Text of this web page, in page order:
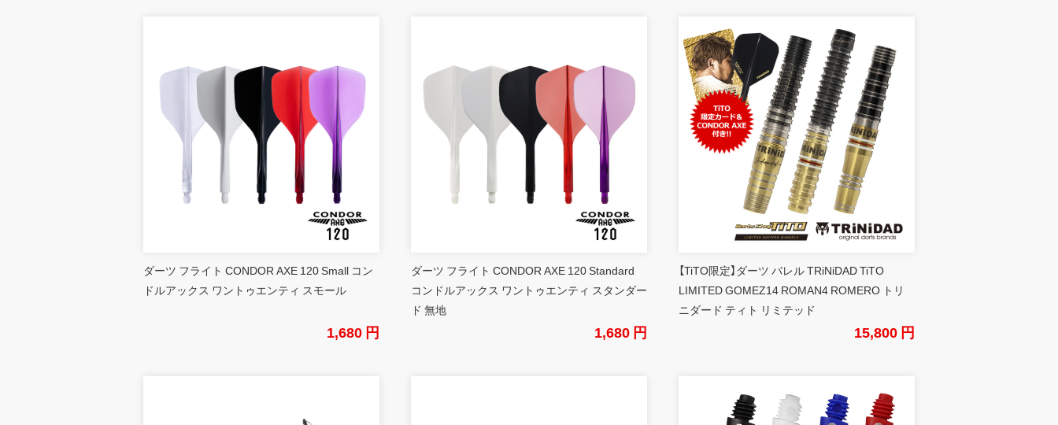
ダーツ フライト CONDOR AXE 120 Small コン
ドルアックス ワントゥエンティ スモール
1,680 円
ダーツ フライト CONDOR AXE 120 Standard
コンドルアックス ワントゥエンティ スタンダー
ド 無地
1,680 円
【TiTO限定】ダーツ バレル TRiNiDAD TiTO
LIMITED GOMEZ14 ROMAN4 ROMERO トリ
ニダード ティト リミテッド
15,800 円